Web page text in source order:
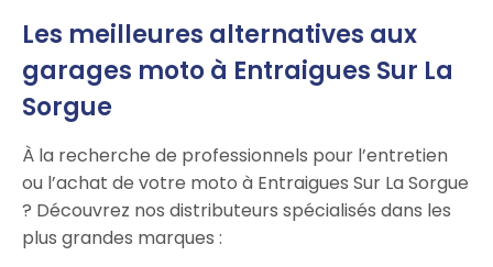
Les meilleures alternatives aux
garages moto à Entraigues Sur La
Sorgue
À la recherche de professionnels pour l’entretien
ou l’achat de votre moto à Entraigues Sur La Sorgue
? Découvrez nos distributeurs spécialisés dans les
plus grandes marques :